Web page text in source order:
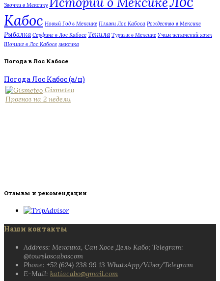
Звонки в Мексику
Кабос Новый Год в Мексике Пляжи Лос Кабоса Рождество в Мексике
Рыбалка Серфинг в Лос Кабосе Текила Туризм в Мексике Учим испанский язык
Шопинг в Лос Кабосе мексика
Погода в Лос Кабосе
Погода Лос Кабос (а/п)
Gismeteo
Прогноз на 2 недели
Отзывы и рекомендации
Наши контакты
Address: Мексика, Сан Хосе Дель Кабо; Telegram:
@toursloscaboscom
Phone: +52 (624) 238 99 13 WhatsApp/Viber/Telegram
E-Mail: katiacabo@gmail.com